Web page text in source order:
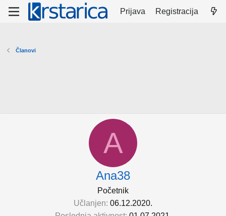
Prijava Registracija
Članovi
A
Ana38
Početnik
Učlanjen 06.12.2020.